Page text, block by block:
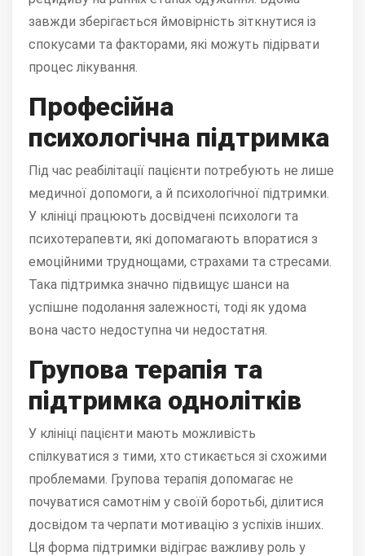
завжди зберігається ймовірність зіткнутися із
спокусами та факторами, які можуть підірвати
процес лікування.
Професійна
психологічна підтримка
Під час реабілітації пацієнти потребують не лише
медичної допомоги, а й психологічної підтримки.
У клініці працюють досвідчені психологи та
психотерапевти, які допомагають впоратися з
емоційними труднощами, страхами та стресами.
Така підтримка значно підвищує шанси на
успішне подолання залежності, тоді як удома
вона часто недоступна чи недостатня.
Групова терапія та
підтримка однолітків
У клініці пацієнти мають можливість
спілкуватися з тими, хто стикається зі схожими
проблемами. Групова терапія допомагає не
почуватися самотнім у своїй боротьбі, ділитися
досвідом та черпати мотивацію з успіхів інших.
Ця форма підтримки відіграє важливу роль у